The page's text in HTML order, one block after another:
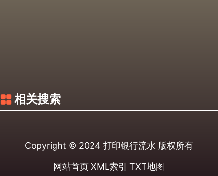
相关搜索
Copyright © 2024 打印银行流水 版权所有
网站首页 XML索引 TXT地图